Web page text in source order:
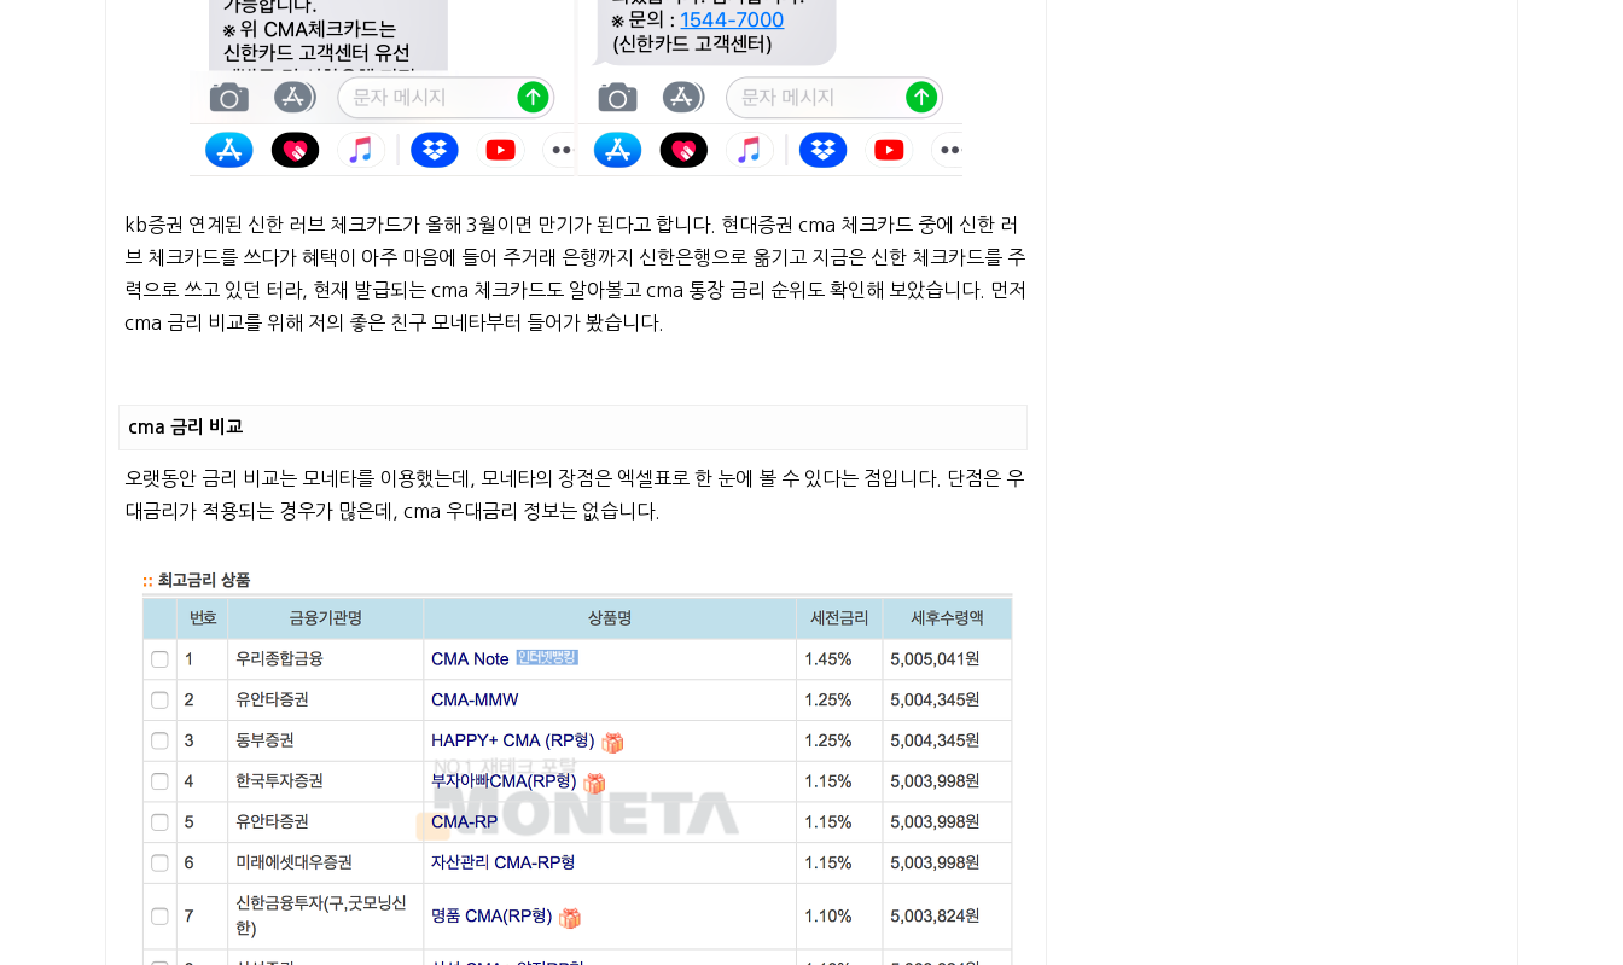
kb증권 연계된 신한 러브 체크카드가 올해 3월이면 만기가 된다고 합니다. 현대증권 cma 체크카드 중에 신한 러
브 체크카드를 쓰다가 혜택이 아주 마음에 들어 주거래 은행까지 신한은행으로 옮기고 지금은 신한 체크카드를 주
력으로 쓰고 있던 터라, 현재 발급되는 cma 체크카드도 알아볼고 cma 통장 금리 순위도 확인해 보았습니다. 먼저
cma 금리 비교를 위해 저의 좋은 친구 모네타부터 들어가 봤습니다.
cma 금리 비교
오랫동안 금리 비교는 모네타를 이용했는데, 모네타의 장점은 엑셀표로 한 눈에 볼 수 있다는 점입니다. 단점은 우
대금리가 적용되는 경우가 많은데, cma 우대금리 정보는 없습니다.